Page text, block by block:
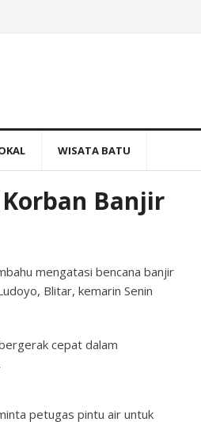
WISATA BATU
Banjir
mengatasi bencana banjir
Blitar, kemarin Senin
cepat dalam
petugas pintu air untuk